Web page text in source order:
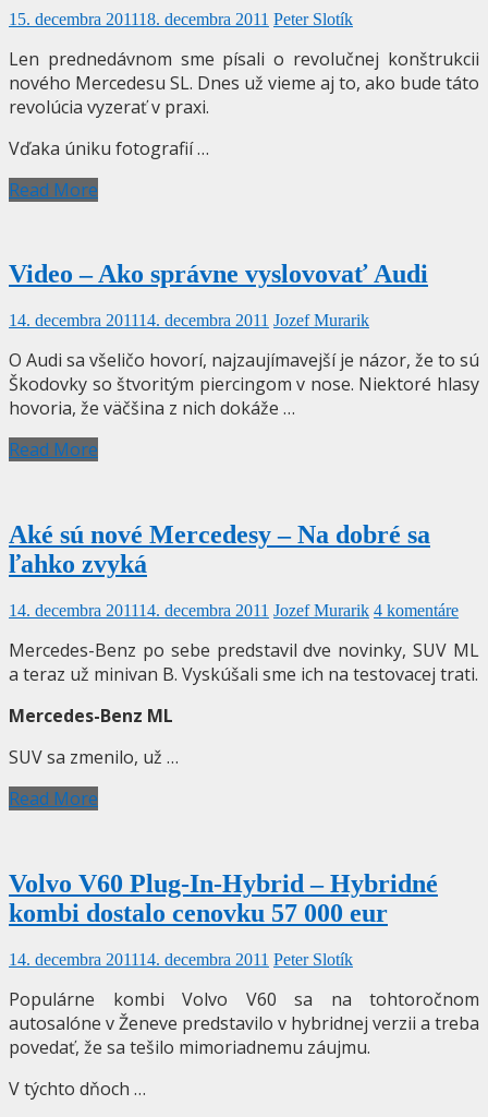
15. decembra 201118. decembra 2011 Peter Slotík
Len prednedávnom sme písali o revolučnej konštrukcii
nového Mercedesu SL. Dnes už vieme aj to, ako bude táto
revolúcia vyzerať v praxi.
Vďaka úniku fotografií …
Read More
Video – Ako správne vyslovovať Audi
14. decembra 201114. decembra 2011 Jozef Murarik
O Audi sa všeličo hovorí, najzaujímavejší je názor, že to sú
Škodovky so štvoritým piercingom v nose. Niektoré hlasy
hovoria, že väčšina z nich dokáže …
Read More
Aké sú nové Mercedesy – Na dobré sa
ľahko zvyká
14. decembra 201114. decembra 2011 Jozef Murarik 4 komentáre
Mercedes-Benz po sebe predstavil dve novinky, SUV ML
a teraz už minivan B. Vyskúšali sme ich na testovacej trati.
Mercedes-Benz ML
SUV sa zmenilo, už …
Read More
Volvo V60 Plug-In-Hybrid – Hybridné
kombi dostalo cenovku 57 000 eur
14. decembra 201114. decembra 2011 Peter Slotík
Populárne kombi Volvo V60 sa na tohtoročnom
autosalóne v Ženeve predstavilo v hybridnej verzii a treba
povedať, že sa tešilo mimoriadnemu záujmu.
V týchto dňoch …